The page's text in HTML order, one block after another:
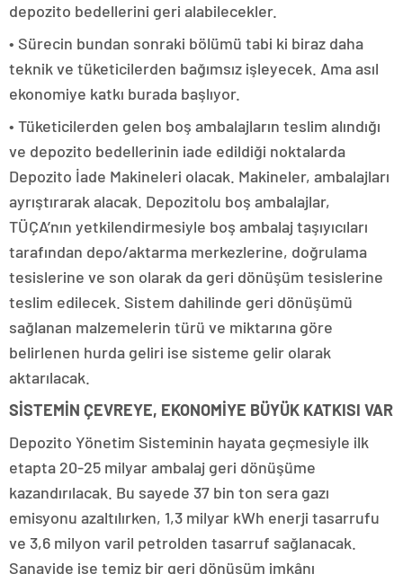
depozito bedellerini geri alabilecekler.
• Sürecin bundan sonraki bölümü tabi ki biraz daha
teknik ve tüketicilerden bağımsız işleyecek. Ama asıl
ekonomiye katkı burada başlıyor.
• Tüketicilerden gelen boş ambalajların teslim alındığı
ve depozito bedellerinin iade edildiği noktalarda
Depozito İade Makineleri olacak. Makineler, ambalajları
ayrıştırarak alacak. Depozitolu boş ambalajlar,
TÜÇA’nın yetkilendirmesiyle boş ambalaj taşıyıcıları
tarafından depo/aktarma merkezlerine, doğrulama
tesislerine ve son olarak da geri dönüşüm tesislerine
teslim edilecek. Sistem dahilinde geri dönüşümü
sağlanan malzemelerin türü ve miktarına göre
belirlenen hurda geliri ise sisteme gelir olarak
aktarılacak.
SİSTEMİN ÇEVREYE, EKONOMİYE BÜYÜK KATKISI VAR
Depozito Yönetim Sisteminin hayata geçmesiyle ilk
etapta 20-25 milyar ambalaj geri dönüşüme
kazandırılacak. Bu sayede 37 bin ton sera gazı
emisyonu azaltılırken, 1,3 milyar kWh enerji tasarrufu
ve 3,6 milyon varil petrolden tasarruf sağlanacak.
Sanayide ise temiz bir geri dönüşüm imkânı